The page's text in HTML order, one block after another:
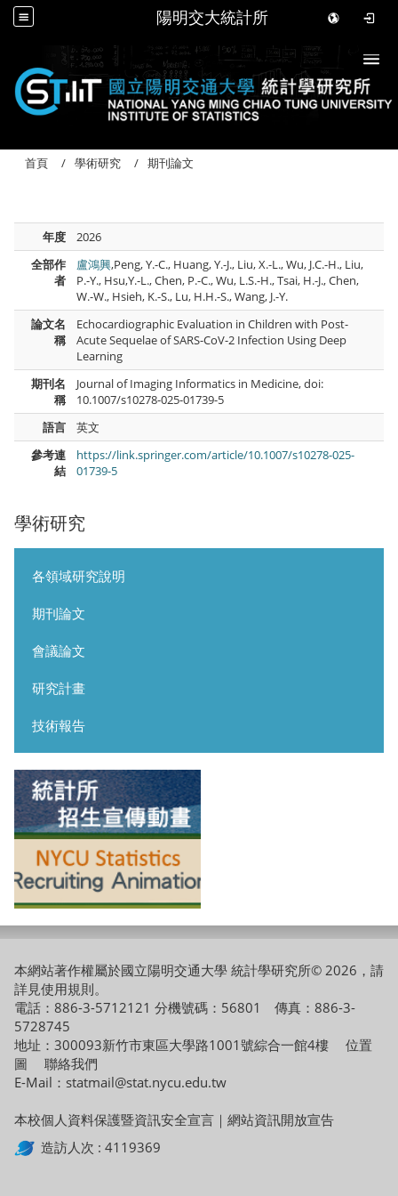
陽明交大統計所
學術研究
各領域研究說明
期刊論文
會議論文
研究計畫
技術報告
首頁 學術研究 期刊論文
年度
2026
全部作
者
盧鴻興,Peng, Y.-C., Huang, Y.-J., Liu, X.-L., Wu, J.C.-H., Liu,
P.-Y., Hsu,Y.-L., Chen, P.-C., Wu, L.S.-H., Tsai, H.-J., Chen,
W.-W., Hsieh, K.-S., Lu, H.H.-S., Wang, J.-Y.
論文名
稱
Echocardiographic Evaluation in Children with Post-
Acute Sequelae of SARS-CoV-2 Infection Using Deep
Learning
期刊名
稱
Journal of Imaging Informatics in Medicine, doi:
10.1007/s10278-025-01739-5
語言
英文
參考連
結
https://link.springer.com/article/10.1007/s10278-025-
01739-5
本網站著作權屬於國立陽明交通大學 統計學研究所© 2026，請
詳見使用規則。
電話：886-3-5712121 分機號碼：56801 傳真：886-3-
5728745
地址：300093新竹市東區大學路1001號綜合一館4樓 位置
圖
聯絡我們
E-Mail：statmail@stat.nycu.edu.tw
本校個人資料保護暨資訊安全宣言 ｜ 網站資訊開放宣告
造訪人次 : 4119369